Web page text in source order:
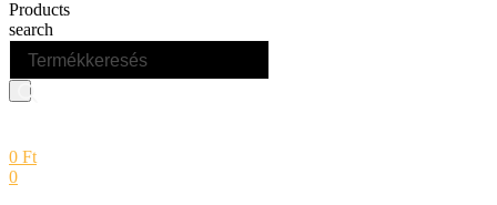
Products
search
0 Ft
0